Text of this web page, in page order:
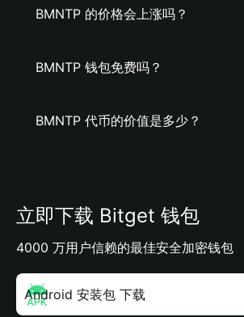
BMNTP 的价格会上涨吗？
BMNTP 钱包免费吗？
BMNTP 代币的价值是多少？
立即下载 Bitget 钱包
4000 万用户信赖的最佳安全加密钱包
Android 安装包 下载